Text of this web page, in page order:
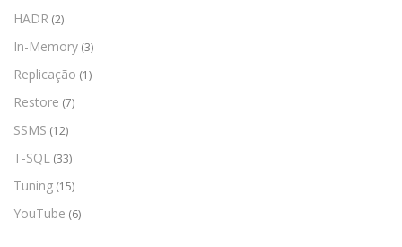
HADR (2)
In-Memory (3)
Replicação (1)
Restore (7)
SSMS (12)
T-SQL (33)
Tuning (15)
YouTube (6)